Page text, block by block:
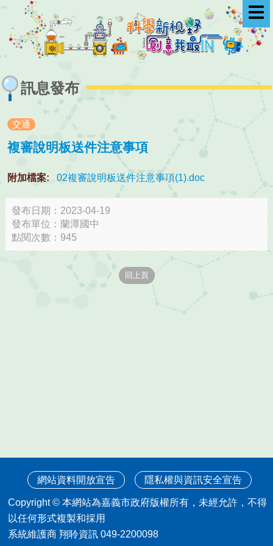
選
單
訊息發布
交通
複審說明板送件注意事項
附加檔案: 02複審說明板送件注意事項(1).doc
發布日期：2023-04-19
發布單位：蘭潭國中
點閱次數：945
網站資料開放宣告 隱私權與資訊安全宣告
Copyright © 本網站為嘉義市政府版權所有，未經允許，不得
以任何形式複製和採用
系統維護商 翔聆資訊 049-2200098